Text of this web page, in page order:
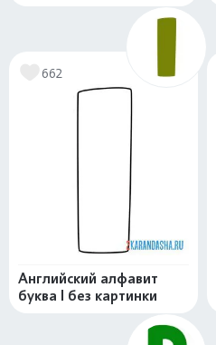
662
Английский алфавит
буква I без картинки